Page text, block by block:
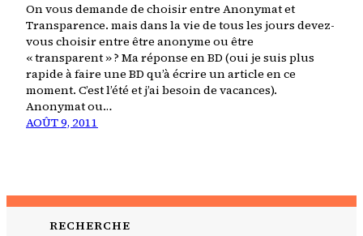
On vous demande de choisir entre Anonymat et
Transparence. mais dans la vie de tous les jours devez-
vous choisir entre être anonyme ou être
« transparent » ? Ma réponse en BD (oui je suis plus
rapide à faire une BD qu’à écrire un article en ce
moment. C’est l’été et j’ai besoin de vacances).
Anonymat ou…
AOÛT 9, 2011
RECHERCHE